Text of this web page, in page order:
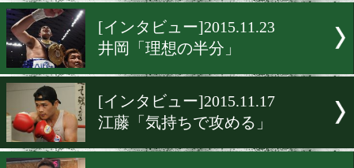
内藤「ハードパンチャーは
意」
[インタビュー]2015.12.3
尾川「勝ち以外あり得ない